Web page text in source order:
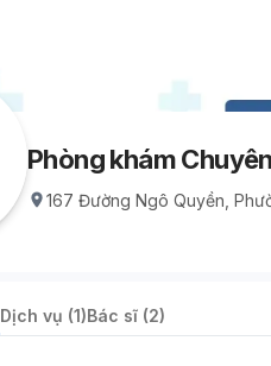
Phòng khám
167 Đường Ngô Quyền,
Dịch vụ (1)Bác sĩ (2)